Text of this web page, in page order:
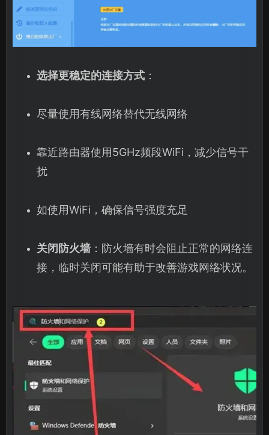
选择更稳定的连接方式：
尽量使用有线网络替代无线网络
靠近路由器使用5GHz频段WiFi，减少信号干
扰
如使用WiFi，确保信号强度充足
关闭防火墙：防火墙有时会阻止正常的网络连
接，临时关闭可能有助于改善游戏网络状况。